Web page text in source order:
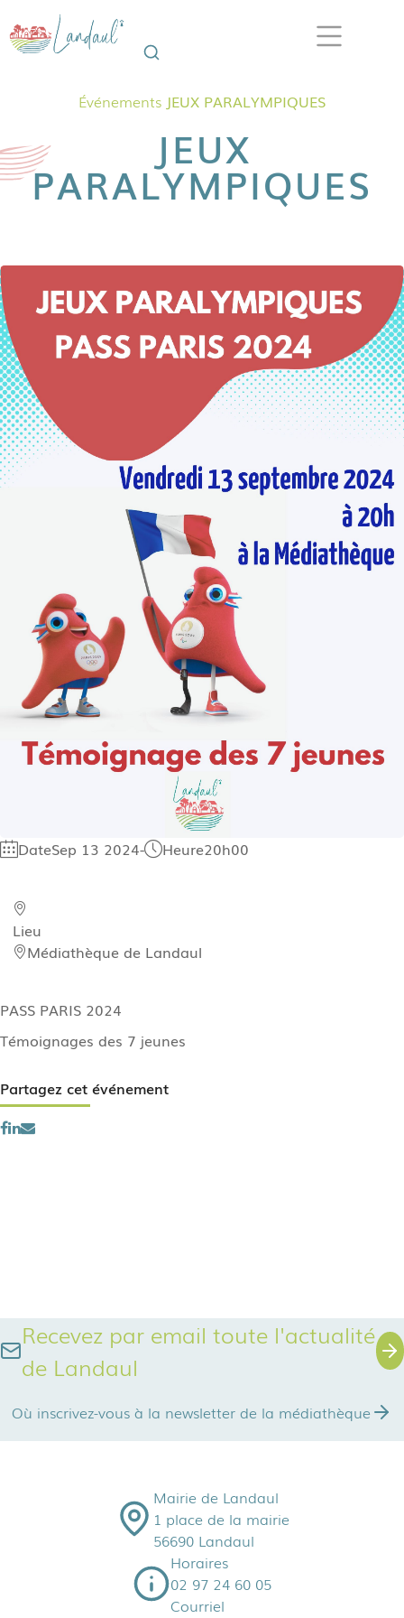
Événements JEUX PARALYMPIQUES
JEUX
PARALYMPIQUES
DateSep 13 2024- Heure20h00
Lieu
Médiathèque de Landaul
PASS PARIS 2024
Témoignages des 7 jeunes
Partagez cet événement
Recevez par email toute l'actualité
de Landaul
Où inscrivez-vous à la newsletter de la médiathèque
Mairie de Landaul
1 place de la mairie
56690 Landaul
Horaires
02 97 24 60 05
Courriel